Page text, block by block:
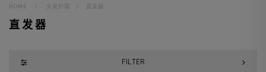
HOME > 头发护理 > 直发器
直发器
FILTER